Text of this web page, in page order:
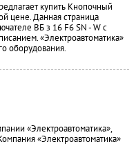
купить Кнопочный
цене. Данная страница
ВБ з 16 F6 SN - W с
«Электроавтоматика»
оборудования.
«Электроавтоматика»,
«Электроавтоматика»